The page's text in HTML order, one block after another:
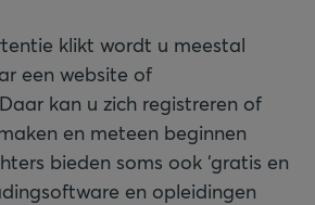
klikt wordt u meestal
een website of
kan u zich registreren of
en meteen beginnen
bieden soms ook ‘gratis en
en opleidingen